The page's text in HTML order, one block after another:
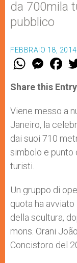
da 700mila
pubblico
FEBBRAIO 18,
W
t
s
p
p
M
e
s
e
g
e
r
F
a
e
b
o
k
Share this Entry
Viene messo a
Janeiro, la
dai suoi 710
simbolo e punto
turisti.
Un gruppo di
quota ha
della scultura,
mons. Orani
Concistoro del